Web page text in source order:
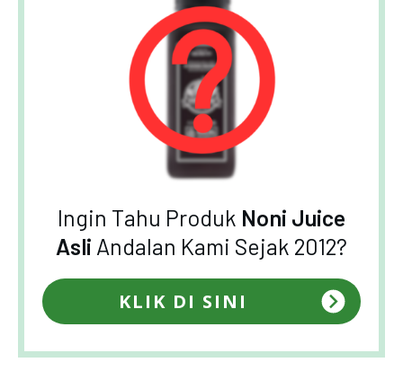
Ingin Tahu Produk Noni Juice
Asli Andalan Kami Sejak 2012?
KLIK DI SINI